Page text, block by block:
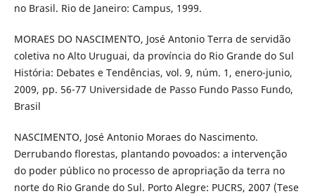
no Brasil. Rio de Janeiro: Campus, 1999.
MORAES DO NASCIMENTO, José Antonio Terra de servidão
coletiva no Alto Uruguai, da província do Rio Grande do Sul
História: Debates e Tendências, vol. 9, núm. 1, enero-junio,
2009, pp. 56-77 Universidade de Passo Fundo Passo Fundo,
Brasil
NASCIMENTO, José Antonio Moraes do Nascimento.
Derrubando florestas, plantando povoados: a intervenção
do poder público no processo de apropriação da terra no
norte do Rio Grande do Sul. Porto Alegre: PUCRS, 2007 (Tese